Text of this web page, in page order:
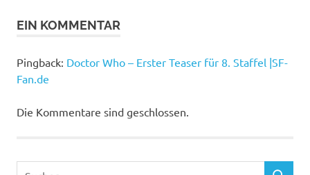
Channel
Coleman
Peter
EIN KOMMENTAR
Pingback: Doctor Who – Erster Teaser für 8. Staffel |SF-
Fan.de
Die Kommentare sind geschlossen.